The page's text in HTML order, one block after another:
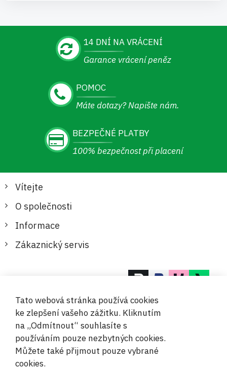
14 DNÍ NA VRÁCENÍ
Garance vrácení peněz
POMOC
Máte dotazy? Napište nám.
BEZPEČNÉ PLATBY
100% bezpečnost při placení
Vítejte
O společnosti
Informace
Zákaznický servis
© 2019-2026 Megamix s.r.o.
Tato webová stránka používá cookies
ke zlepšení vašeho zážitku. Kliknutím
na „Odmítnout“ souhlasíte s
používáním pouze nezbytných cookies.
Můžete také přijmout pouze vybrané
cookies.